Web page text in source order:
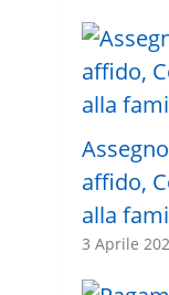
affido,
alla
3 Aprile